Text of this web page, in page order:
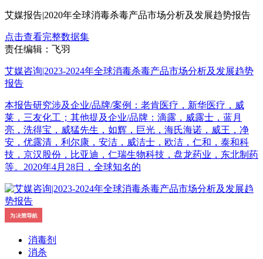
艾媒报告|2020年全球消毒杀毒产品市场分析及发展趋势报告
点击查看完整数据集
责任编辑：飞羽
艾媒咨询|2023-2024年全球消毒杀毒产品市场分析及发展趋势
报告
本报告研究涉及企业/品牌/案例：老肯医疗，新华医疗，威
莱，三友化工；其他提及企业/品牌：滴露，威露士，蓝月
亮，洗得宝，威猛先生，如辉，巨光，海氏海诺，威王，净
安，优露清，利尔康，安洁，威洁士，欧洁，仁和，泰和科
技，京汉股份，比亚迪，仁瑞生物科技，盘龙药业，东北制药
等。2020年4月28日，全球知名的
消毒剂
消杀